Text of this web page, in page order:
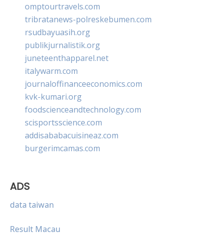
omptourtravels.com
tribratanews-polreskebumen.com
rsudbayuasih.org
publikjurnalistik.org
juneteenthapparel.net
italywarm.com
journaloffinanceeconomics.com
kvk-kumari.org
foodscienceandtechnology.com
scisportsscience.com
addisababacuisineaz.com
burgerimcamas.com
ADS
data taiwan
Result Macau